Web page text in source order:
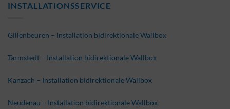
INSTALLATIONSSERVICE
Gillenbeuren – Installation bidirektionale Wallbox
Tarmstedt – Installation bidirektionale Wallbox
Kanzach – Installation bidirektionale Wallbox
Neudenau – Installation bidirektionale Wallbox